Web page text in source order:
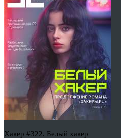
Хакер #322. Белый хакер